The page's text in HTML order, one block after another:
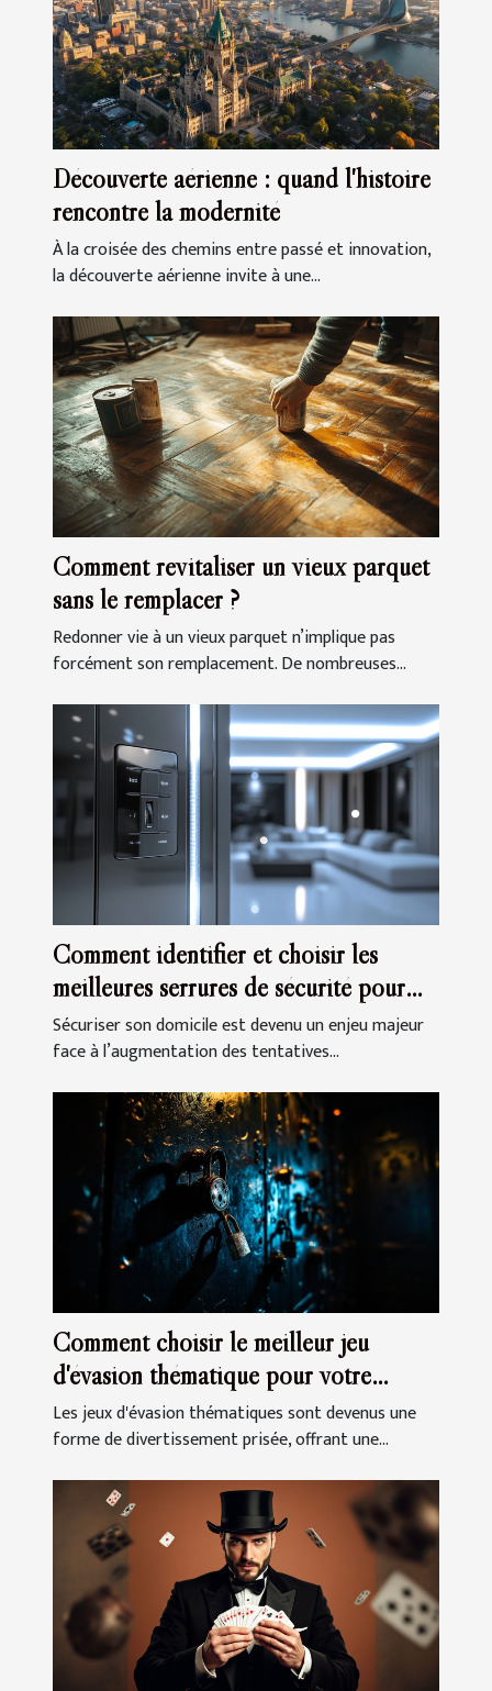
Découverte aérienne : quand l'histoire
rencontre la modernité
À la croisée des chemins entre passé et innovation,
la découverte aérienne invite à une...
Comment revitaliser un vieux parquet
sans le remplacer ?
Redonner vie à un vieux parquet n’implique pas
forcément son remplacement. De nombreuses...
Comment identifier et choisir les
meilleures serrures de sécurité pour
votre domicile
Sécuriser son domicile est devenu un enjeu majeur
face à l’augmentation des tentatives...
Comment choisir le meilleur jeu
d'évasion thématique pour votre
prochaine sortie
Les jeux d'évasion thématiques sont devenus une
forme de divertissement prisée, offrant une...